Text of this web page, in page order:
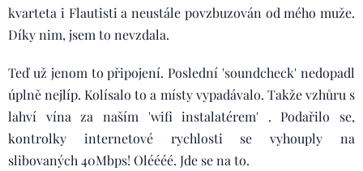
kvarteta i Flautisti a neustále povzbuzován od mého muže.
Díky nim, jsem to nevzdala.
Teď už jenom to připojení. Poslední 'soundcheck' nedopadl
úplně nejlíp. Kolísalo to a místy vypadávalo. Takže vzhůru s
lahví vína za naším 'wifi instalatérem' . Podařilo se,
kontrolky internetové rychlosti se vyhouply na
slibovaných 40Mbps! Oléééé. Jde se na to.